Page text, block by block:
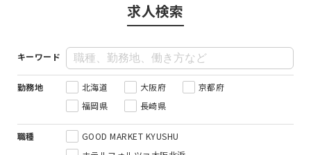
求人検索
キーワード
勤務地 北海道 大阪府
京都府
福岡県
長崎県
職種
GOOD MARKET KYUSHU